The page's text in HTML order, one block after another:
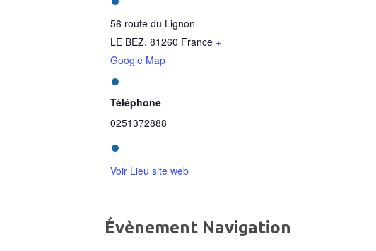
56 route du Lignon
LE BEZ, 81260 France +
Google Map
Téléphone
0251372888
Voir Lieu site web
Évènement Navigation